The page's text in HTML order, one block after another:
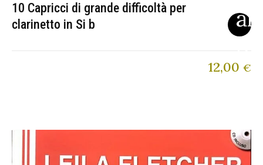
10 Capricci di grande difficoltà per
clarinetto in Si b
12,00 €